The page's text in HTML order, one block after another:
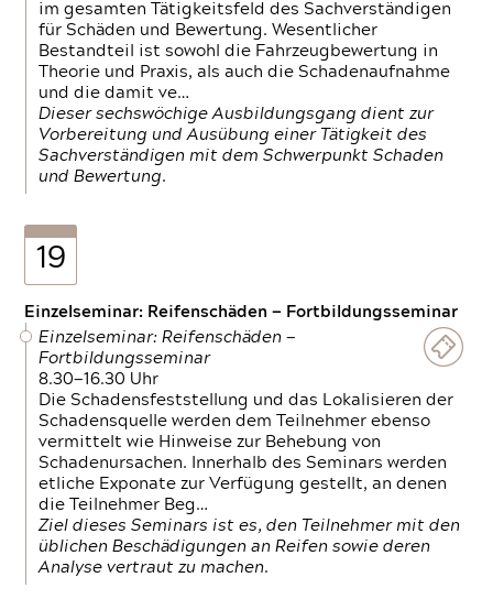
im gesamten Tätigkeitsfeld des Sachverständigen
für Schäden und Bewertung. Wesentlicher
Bestandteil ist sowohl die Fahrzeugbewertung in
Theorie und Praxis, als auch die Schadenaufnahme
und die damit ve…
Dieser sechswöchige Ausbildungsgang dient zur
Vorbereitung und Ausübung einer Tätigkeit des
Sachverständigen mit dem Schwerpunkt Schaden
und Bewertung.
19
Einzelseminar: Reifenschäden — Fortbildungsseminar
Einzelseminar: Reifenschäden —
Fortbildungsseminar
8.30—16.30 Uhr
Die Schadensfeststellung und das Lokalisieren der
Schadensquelle werden dem Teilnehmer ebenso
vermittelt wie Hinweise zur Behebung von
Schadenursachen. Innerhalb des Seminars werden
etliche Exponate zur Verfügung gestellt, an denen
die Teilnehmer Beg…
Ziel dieses Seminars ist es, den Teilnehmer mit den
üblichen Beschädigungen an Reifen sowie deren
Analyse vertraut zu machen.